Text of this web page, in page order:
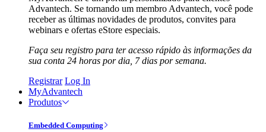
Advantech. Se tornando um membro Advantech, você pode
receber as últimas novidades de produtos, convites para
webinars e ofertas eStore especiais.
Faça seu registro para ter acesso rápido às informações da
sua conta 24 horas por dia, 7 dias por semana.
Registrar Log In
MyAdvantech
Produtos
Embedded Computing